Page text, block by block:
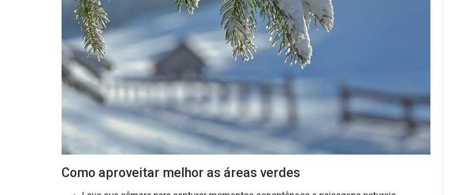
Como aproveitar melhor as áreas verdes